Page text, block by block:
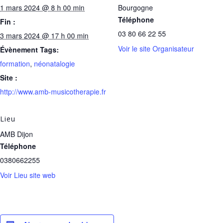
1 mars 2024 @ 8 h 00 min
Fin :
3 mars 2024 @ 17 h 00 min
Évènement Tags:
formation, néonatalogie
Site :
http://www.amb-musicotherapie.fr
Bourgogne
Téléphone
03 80 66 22 55
Voir le site Organisateur
Lieu
AMB Dijon
Téléphone
0380662255
Voir Lieu site web